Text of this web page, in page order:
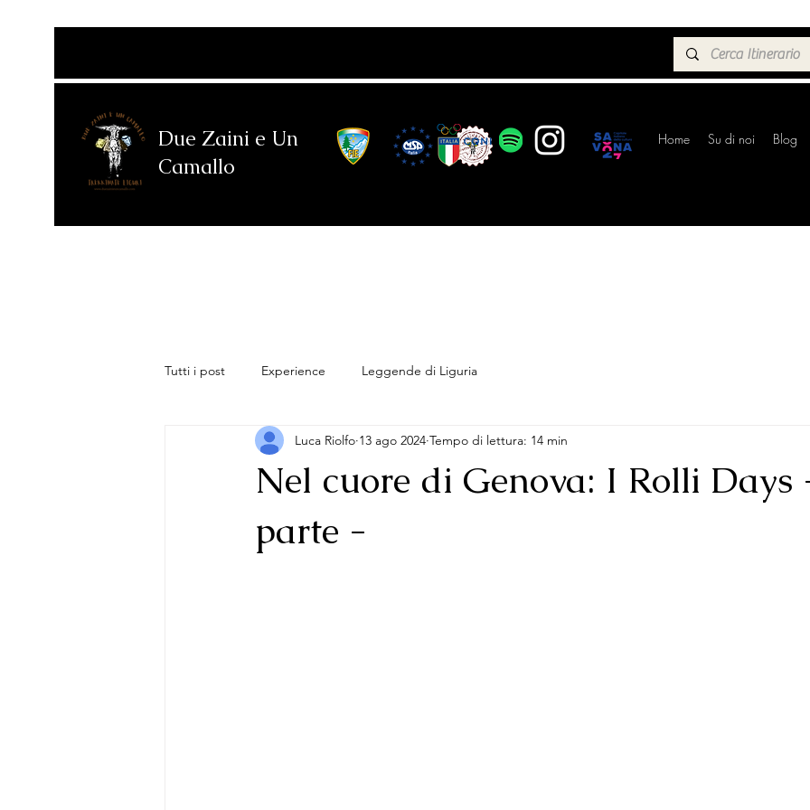
Due Zaini e Un
Camallo
Home Su di noi Blog
Tutti i post Experience Leggende di Liguria
Nel cuore di Genova: I Rolli
parte -
Luca Riolfo 13 ago 2024 Tempo di lettura: 14 min